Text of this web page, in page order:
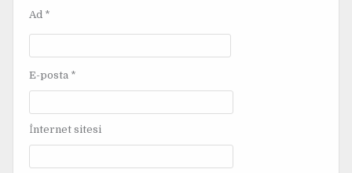
Ad *
E-posta *
İnternet sitesi